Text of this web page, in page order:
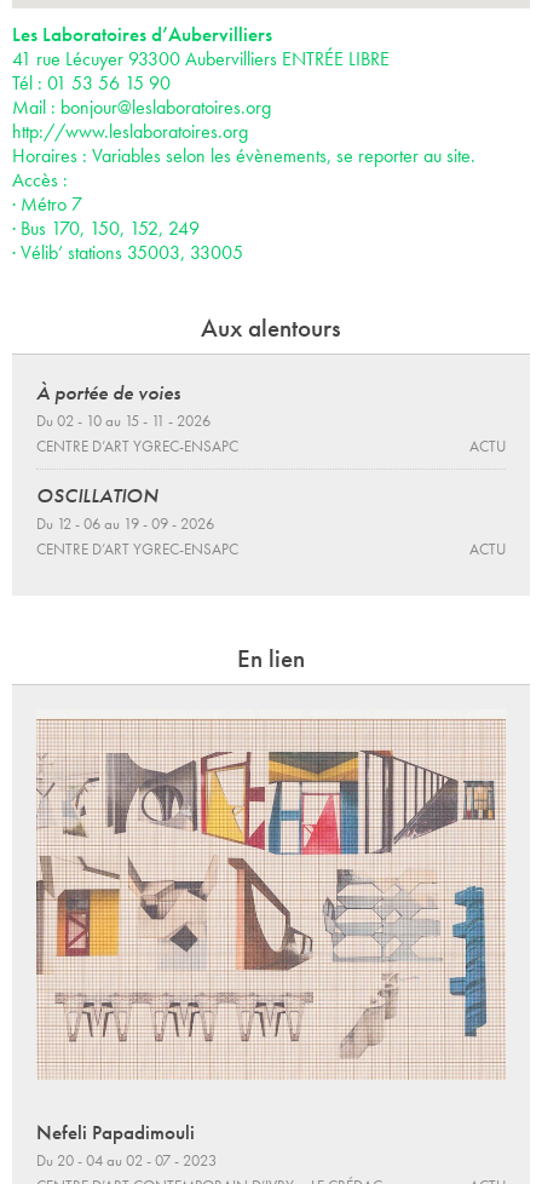
Les Laboratoires d’Aubervilliers
41 rue Lécuyer 93300 Aubervilliers ENTRÉE LIBRE
Tél : 01 53 56 15 90
Mail : bonjour@leslaboratoires.org
http://www.leslaboratoires.org
Horaires : Variables selon les évènements, se reporter au site.
Accès :
· Métro 7
· Bus 170, 150, 152, 249
· Vélib’ stations 35003, 33005
Aux alentours
À portée de voies
Du 02 - 10 au 15 - 11 - 2026
CENTRE D’ART YGREC-ENSAPC
ACTU
OSCILLATION
Du 12 - 06 au 19 - 09 - 2026
CENTRE D’ART YGREC-ENSAPC
ACTU
En lien
Nefeli Papadimouli
Du 20 - 04 au 02 - 07 - 2023